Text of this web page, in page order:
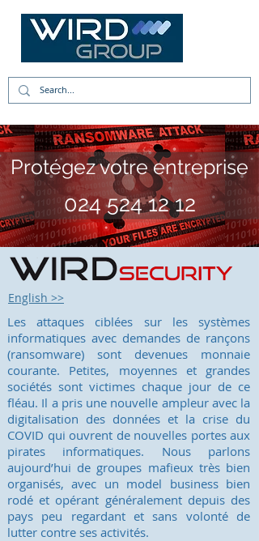
024 524 12 12
Protégez votre entreprise
English >>
Les attaques ciblées sur les systèmes
informatiques avec demandes de rançons
(ransomware) sont devenues monnaie
courante. Petites, moyennes et grandes
sociétés sont victimes chaque jour de ce
fléau. Il a pris une nouvelle ampleur avec la
digitalisation des données et la crise du
COVID qui ouvrent de nouvelles portes aux
pirates informatiques. Nous parlons
aujourd’hui de groupes mafieux très bien
organisés, avec un model business bien
rodé et opérant généralement depuis des
pays peu regardant et sans volonté de
lutter contre ses activités.